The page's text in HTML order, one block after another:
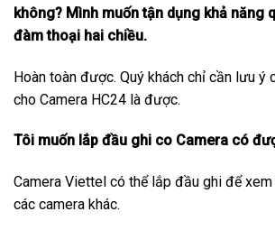
không? Mình muốn tận dụng khả năng
đàm thoại hai chiều.
Hoàn toàn được. Quý khách chỉ cần lưu ý
cho Camera HC24 là được.
Tôi muốn lắp đầu ghi co Camera có
Camera Viettel có thể lắp đầu ghi để
các camera khác.